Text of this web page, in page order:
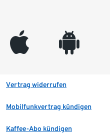
appleinc android
Vertrag widerrufen
Mobilfunkvertrag kündigen
Kaffee-Abo kündigen